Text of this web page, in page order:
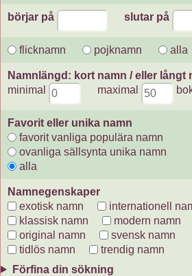
börjar på slutar på
flicknamn pojknamn alla
Namnlängd: kort namn / eller långt
minimal
maximal
Favorit eller unika namn
favorit vanliga populära namn
ovanliga sällsynta unika namn
alla
Namnegenskaper
exotisk namn
internationell
klassisk namn
modern namn
original namn
svensk namn
tidlös namn
trendig namn
Förfina din sökning